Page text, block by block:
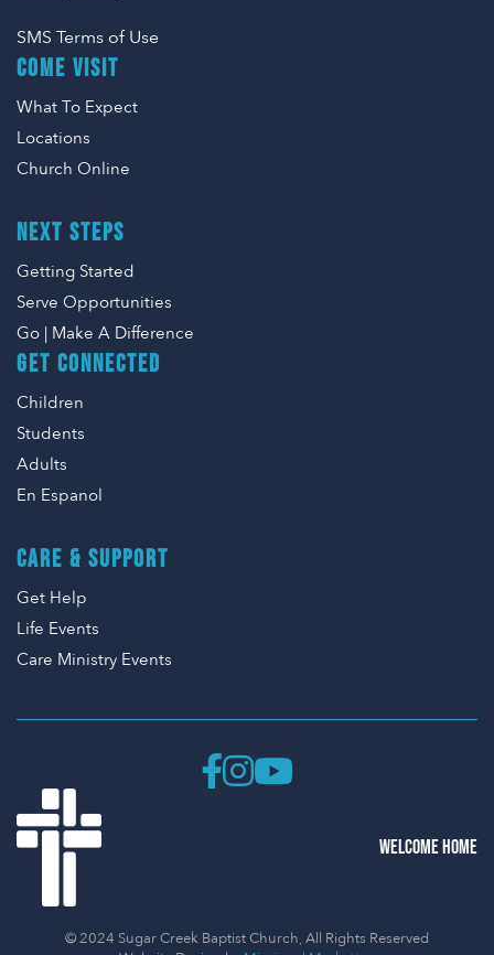
COME VISIT
What To Expect
Locations
Church Online
NEXT STEPS
Getting Started
Serve Opportunities
Go | Make A Difference
GET CONNECTED
Children
Students
Adults
En Espanol
CARE & SUPPORT
Get Help
Life Events
Care Ministry Events
SMS Terms of Use
WELCOME HOME
© 2024 Sugar Creek Baptist Church, All Rights Reserved